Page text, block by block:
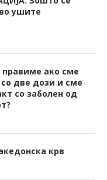
ушите
ако сме
две дози и сме
со заболен од
крв